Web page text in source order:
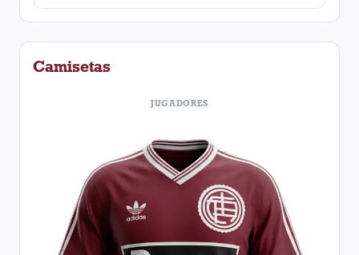
Camisetas
JUGADORES